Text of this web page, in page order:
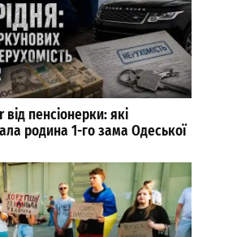
пенсіонерки: які
родина 1-го зама Одеської